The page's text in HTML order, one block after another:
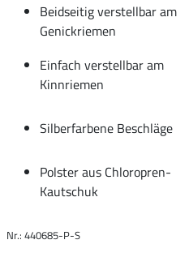
Beidseitig verstellbar am
Genickriemen
Einfach verstellbar am
Kinnriemen
Silberfarbene Beschläge
Polster aus Chloropren-
Kautschuk
Nr.: 440685-P-S